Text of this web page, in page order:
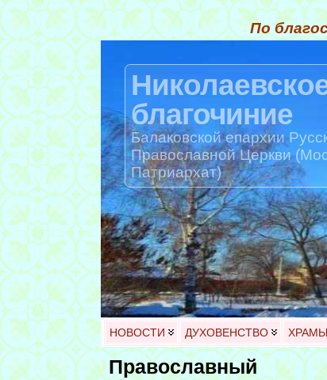
По
благочиние
Балаковской епархии
Православной Церкви
Патриархат)
НОВОСТИ ДУХОВЕНСТВО ХРАМЫ
Православный